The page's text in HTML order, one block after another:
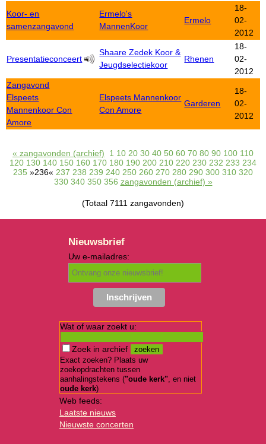
Koor- en
samenzangavond
Ermelo's
MannenKoor
Ermelo
18-
02-
2012
Presentatieconceert
Shaare Zedek Koor &
Jeugdselectiekoor
Rhenen
18-
02-
2012
Zangavond
Elspeets
Mannenkoor Con
Amore
Elspeets Mannenkoor
Con Amore
Garderen
18-
02-
2012
« zangavonden (archief) 1 10 20 30 40 50 60 70 80 90 100 110
120 130 140 150 160 170 180 190 200 210 220 230 232 233 234
235 »236« 237 238 239 240 250 260 270 280 290 300 310 320
330 340 350 356 zangavonden (archief) »
(Totaal 7111 zangavonden)
Nieuwsbrief
Uw e-mailadres:
Wat of waar zoekt u:
Zoek in archief
Exact zoeken? Plaats uw
zoekopdrachten tussen
aanhalingstekens ("oude kerk", en niet
oude kerk)
Web feeds:
Laatste nieuws
Nieuwste concerten